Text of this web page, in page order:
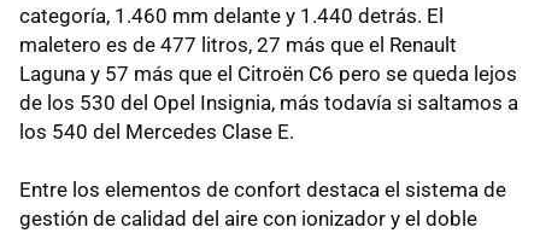
categoría, 1.460 mm delante y 1.440 detrás. El
maletero es de 477 litros, 27 más que el Renault
Laguna y 57 más que el Citroën C6 pero se queda lejos
de los 530 del Opel Insignia, más todavía si saltamos a
los 540 del Mercedes Clase E.
Entre los elementos de confort destaca el sistema de
gestión de calidad del aire con ionizador y el doble